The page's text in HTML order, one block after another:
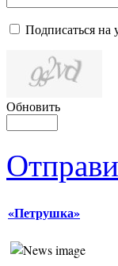
Подписаться на
Обновить
«Петрушка»